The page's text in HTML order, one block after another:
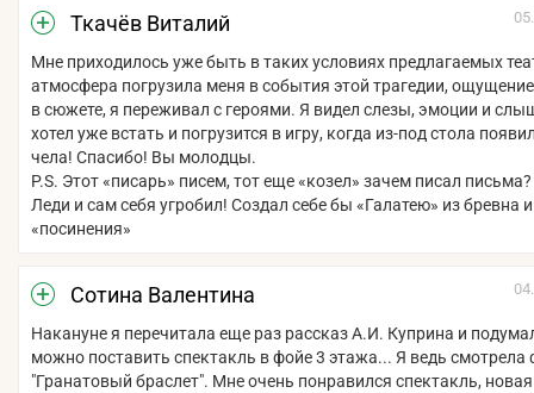
Ткачёв Виталий
Мне приходилось уже быть в таких условиях предлагаемых
атмосфера погрузила меня в события этой трагедии,
в сюжете, я переживал с героями. Я видел слезы, эмоции и
хотел уже встать и погрузится в игру, когда из-под стола
чела! Спасибо! Вы молодцы.
P.S. Этот «писарь» писем, тот еще «козел» зачем писал
Леди и сам себя угробил! Создал себе бы «Галатею» из бревна
«посинения»
Сотина Валентина
Накануне я перечитала еще раз рассказ А.И. Куприна и
можно поставить спектакль в фойе 3 этажа... Я ведь смотрела
"Гранатовый браслет". Мне очень понравился спектакль,